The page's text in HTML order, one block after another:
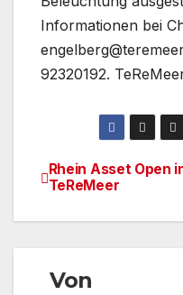
Informationen bei
92320192.
Rhein Asset Open
TeReMeer
Von